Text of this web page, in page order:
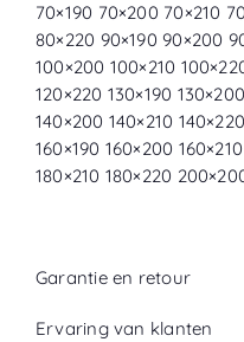
70×190 70×200 70×210
80×220 90×190 90×200
100×200 100×210
120×220 130×190
140×200 140×210
160×190 160×200
180×210 180×220
Garantie en retour
Ervaring van klanten